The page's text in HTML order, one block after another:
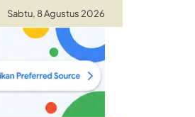
Sabtu, 8 Agustus 2026